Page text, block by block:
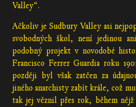
Valley“.
Ačkoliv je Sudbury Valley asi
svobodných škol, není jedinou
podobný projekt v novodobé
Francisco Ferrer Guardia roku
později byl však zatčen za
jiného anarchisty zabít krále, což
tak jej věznil přes rok, během